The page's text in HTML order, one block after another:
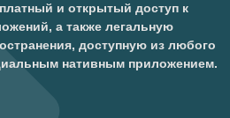
и открытый доступ к
а также легальную
доступную из любого
нативным приложением.